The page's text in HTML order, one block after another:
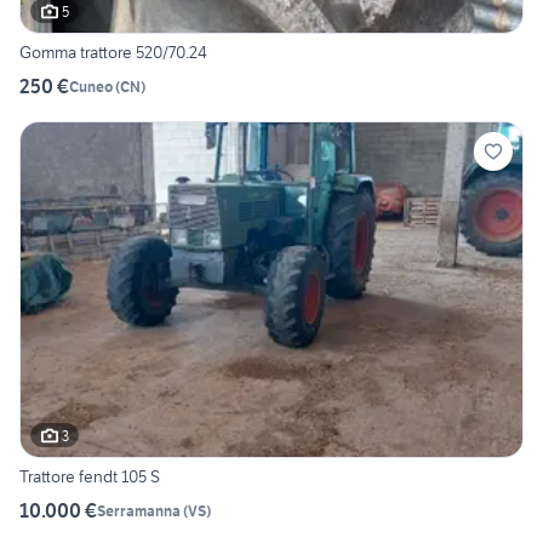
5
Gomma trattore 520/70.24
250 €Cuneo(CN)
3
Trattore fendt 105 S
10.000 €Serramanna (VS)